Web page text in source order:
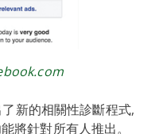
新的相關性診斷程式,
將針對所有人推出。